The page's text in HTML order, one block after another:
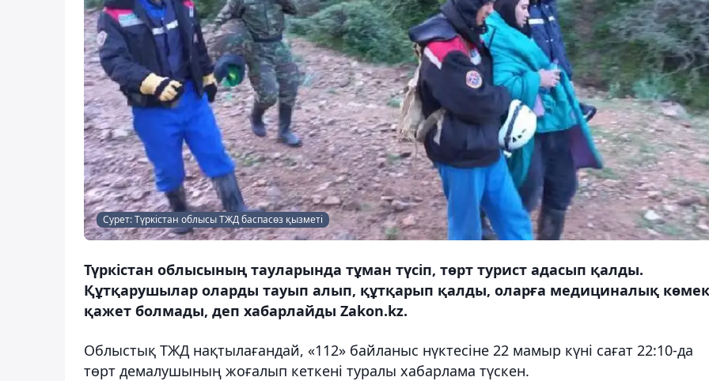
Сурет: Түркістан облысы ТЖД баспасөз қызметі
Түркістан облысының тауларында тұман түсіп, төрт турист адасып қалды.
Құтқарушылар оларды тауып алып, құтқарып қалды, оларға медициналық көмек
қажет болмады, деп хабарлайды Zakon.kz.
Облыстық ТЖД нақтылағандай, «112» байланыс нүктесіне 22 мамыр күні сағат 22:10-да
төрт демалушының жоғалып кеткені туралы хабарлама түскен.